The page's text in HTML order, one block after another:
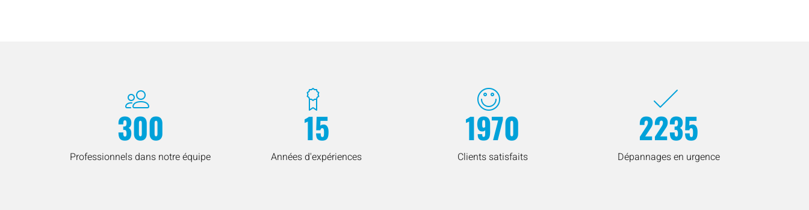
300
Professionnels dans notre équipe
15
Années d'expériences
1970
Clients satisfaits
2235
Dépannages en urgence